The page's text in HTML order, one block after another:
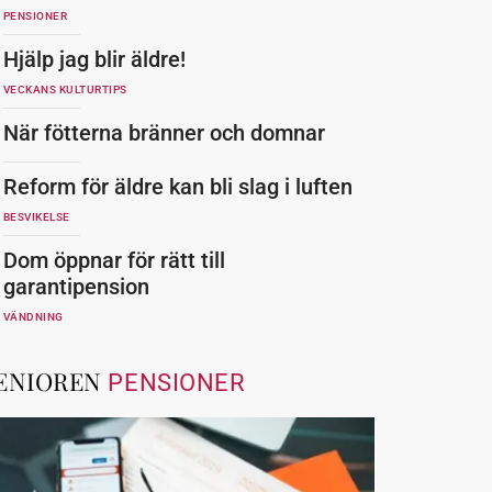
PENSIONER
Hjälp jag blir äldre!
VECKANS KULTURTIPS
När fötterna bränner och domnar
Reform för äldre kan bli slag i luften
BESVIKELSE
Dom öppnar för rätt till
garantipension
VÄNDNING
PENSIONER